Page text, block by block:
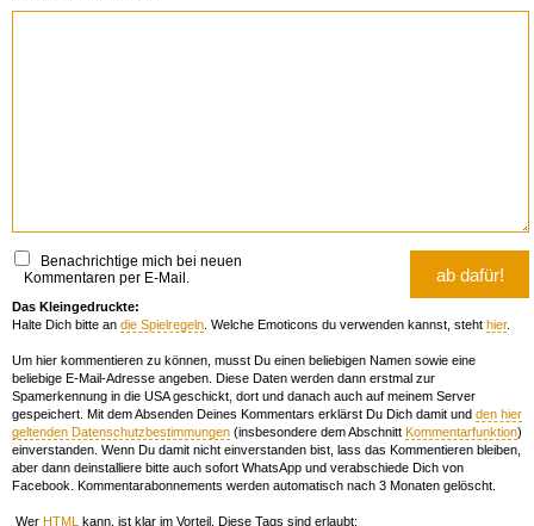
Benachrichtige mich bei neuen
Kommentaren per E-Mail.
Das Kleingedruckte:
Halte Dich bitte an die Spielregeln . Welche Emoticons du verwenden kannst, steht hier.
Um hier kommentieren zu können, musst Du einen beliebigen Namen sowie eine
beliebige E-Mail-Adresse angeben. Diese Daten werden dann erstmal zur
Spamerkennung in die USA geschickt, dort und danach auch auf meinem Server
gespeichert. Mit dem Absenden Deines Kommentars erklärst Du Dich damit und den hier
geltenden Datenschutzbestimmungen (insbesondere dem Abschnitt Kommentarfunktion)
einverstanden. Wenn Du damit nicht einverstanden bist, lass das Kommentieren bleiben,
aber dann deinstalliere bitte auch sofort WhatsApp und verabschiede Dich von
Facebook. Kommentarabonnements werden automatisch nach 3 Monaten gelöscht.
Wer HTML kann, ist klar im Vorteil. Diese Tags sind erlaubt: